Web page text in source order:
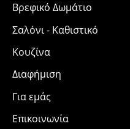
Βρεφικό Δωμάτιο
Σαλόνι - Καθιστικό
Κουζίνα
Διαφήμιση
Για εμάς
Επικοινωνία